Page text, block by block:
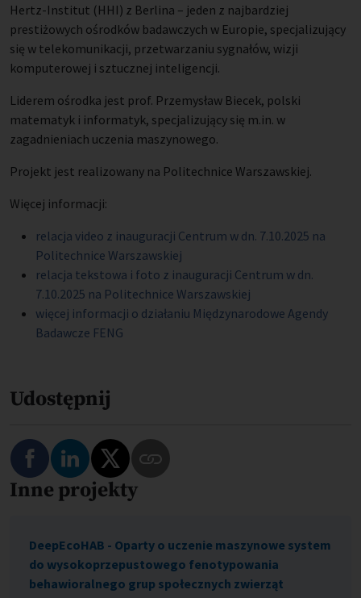
Hertz-Institut (HHI) z Berlina – jeden z najbardziej
prestiżowych ośrodków badawczych w Europie, specjalizujący
się w telekomunikacji, przetwarzaniu sygnałów, wizji
komputerowej i sztucznej inteligencji.
Liderem ośrodka jest prof. Przemysław Biecek, polski
matematyk i informatyk, specjalizujący się m.in. w
zagadnieniach uczenia maszynowego.
Projekt jest realizowany na Politechnice Warszawskiej.
Więcej informacji:
relacja video z inauguracji Centrum w dn. 7.10.2025 na
Politechnice Warszawskiej
relacja tekstowa i foto z inauguracji Centrum w dn.
7.10.2025 na Politechnice Warszawskiej
więcej informacji o działaniu Międzynarodowe Agendy
Badawcze FENG
Udostępnij
Podziel się na Facebooku
Podziel się na LinkedIn
Podziel się na Twitterze
Inne projekty
DeepEcoHAB - Oparty o uczenie maszynowe system
do wysokoprzepustowego fenotypowania
behawioralnego grup społecznych zwierząt